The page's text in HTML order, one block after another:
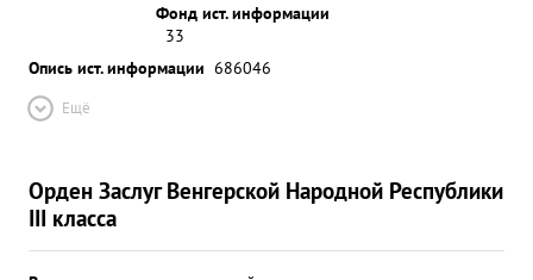
Фонд ист. информации
33
Опись ист. информации 686046
Ещё
Орден Заслуг Венгерской Народной Республики
III класса